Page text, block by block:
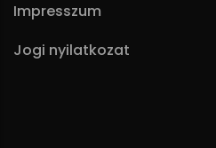
Impresszum
Jogi nyilatkozat